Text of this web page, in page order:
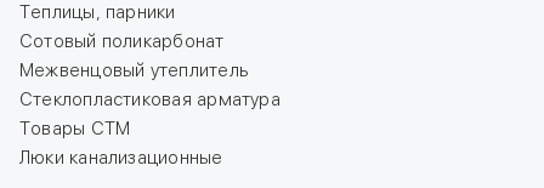
Теплицы, парники
Сотовый поликарбонат
Межвенцовый утеплитель
Стеклопластиковая арматура
Товары СТМ
Люки канализационные